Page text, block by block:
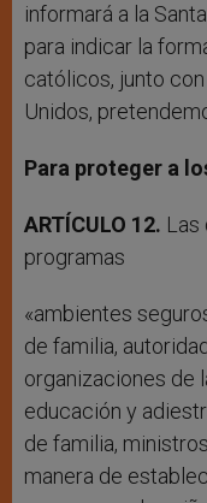
informará a la
para indicar la
católicos, junto
Unidos,
Para proteger a
ARTÍCULO 12.
programas
«ambientes
de familia,
organizaciones de
educación y
de familia,
manera de